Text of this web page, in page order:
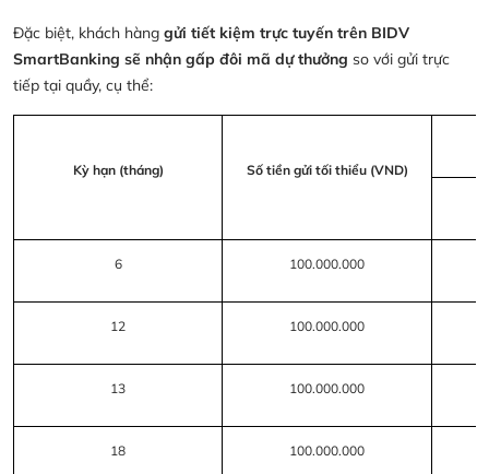
Đặc biệt, khách hàng gửi tiết kiệm trực tuyến trên BIDV
SmartBanking sẽ nhận gấp đôi mã dự thưởng so với gửi trực
tiếp tại quầy, cụ thể:
Kỳ hạn (tháng) Số tiền gửi tối thiểu (VND)
6 100.000.000
12 100.000.000
13 100.000.000
18 100.000.000